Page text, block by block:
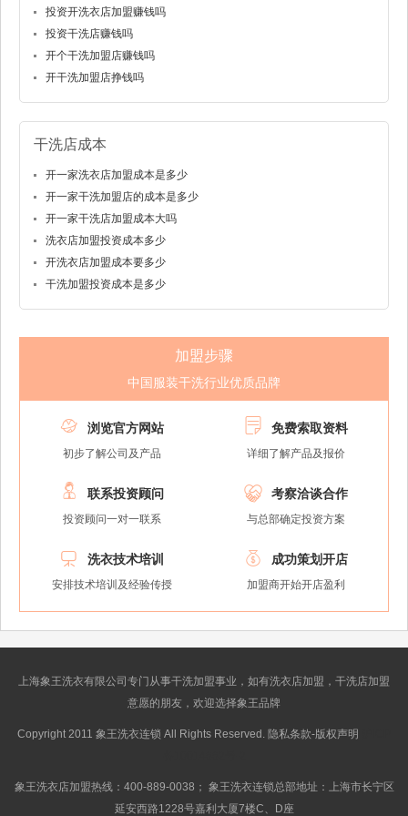
投资开洗衣店加盟赚钱吗
投资干洗店赚钱吗
开个干洗加盟店赚钱吗
开干洗加盟店挣钱吗
干洗店成本
开一家洗衣店加盟成本是多少
开一家干洗加盟店的成本是多少
开一家干洗店加盟成本大吗
洗衣店加盟投资成本多少
开洗衣店加盟成本要多少
干洗加盟投资成本是多少
加盟步骤
中国服装干洗行业优质品牌
 浏览官方网站
初步了解公司及产品
 免费索取资料
详细了解产品及报价
 联系投资顾问
投资顾问一对一联系
 考察洽谈合作
与总部确定投资方案
 洗衣技术培训
安排技术培训及经验传授
 成功策划开店
加盟商开始开店盈利
上海象王洗衣有限公司专门从事干洗加盟事业，如有洗衣店加盟，干洗店加盟
意愿的朋友，欢迎选择象王品牌
Copyright 2011 象王洗衣连锁 All Rights Reserved. 隐私条款-版权声明
象王洗衣店加盟热线：400-889-0038； 象王洗衣连锁总部地址：上海市长宁区
延安西路1228号嘉利大厦7楼C、D座